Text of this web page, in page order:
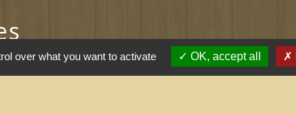
over what you want to activate OK, accept all